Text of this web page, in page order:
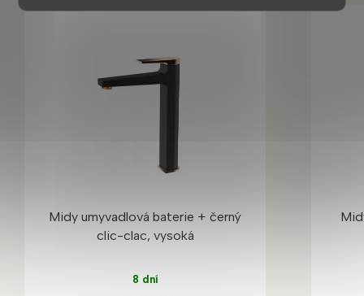
Midy umyvadlová baterie + černý
clic-clac, vysoká
8 dní